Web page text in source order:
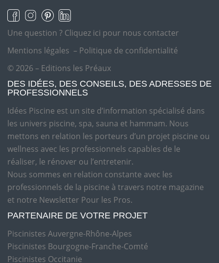
Une question ? Cliquez ici pour nous contacter
Mentions légales – Politique de confidentialité
© 2026 – Editions les Préaux
DES IDÉES, DES CONSEILS, DES ADRESSES DE
PROFESSIONNELS
Idées Piscine est un site d’information spécialisé dans
les univers piscine, spa, sauna et hammam. Nous
mettons en relation les porteurs d’un projet piscine ou
wellness avec les professionnels capables de le
réaliser, le rénover ou l’entretenir.
Nous sommes en relation constante avec les
professionnels de la piscine à travers notre magazine
et notre Newsletter Pour les Pros.
PARTENAIRE DE VOTRE PROJET
Piscinistes Auvergne-Rhône-Alpes
Piscinistes Bourgogne-Franche-Comté
Piscinistes Occitanie